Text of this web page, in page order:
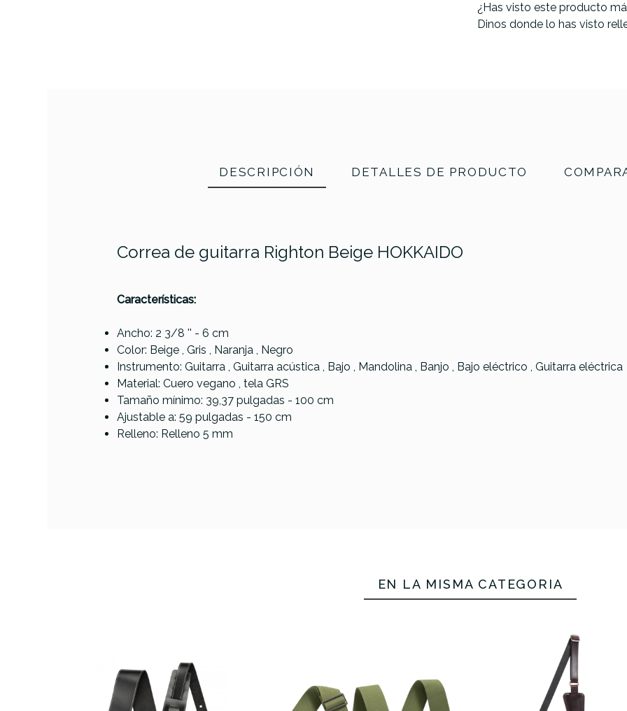
¿Has visto este producto
Dinos donde lo has visto
DESCRIPCIÓN DETALLES DE PRODUCTO
Correa de guitarra Righton Beige HOKKAIDO
Características:
Ancho: 2 3/8 '' - 6 cm
Color: Beige , Gris , Naranja , Negro
Instrumento: Guitarra , Guitarra acústica , Bajo , Mandolina , Banjo , Bajo eléctrico , Guitarra eléctrica
Material: Cuero vegano , tela GRS
Tamaño mínimo: 39,37 pulgadas - 100 cm
Ajustable a: 59 pulgadas - 150 cm
Relleno: Relleno 5 mm
ReferenciaCORRGUIRIG307
PRODUCTO
No hay características para
EN LA MISMA CATEGORÍA